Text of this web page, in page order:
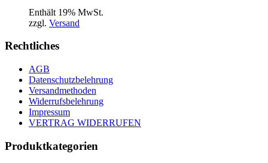
Enthält 19% MwSt.
zzgl. Versand
Rechtliches
AGB
Datenschutzbelehrung
Versandmethoden
Widerrufsbelehrung
Impressum
VERTRAG WIDERRUFEN
Produktkategorien